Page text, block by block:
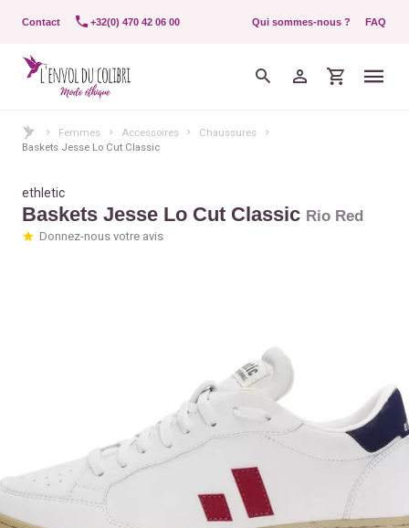
Contact +32(0) 470 42 06 00 Qui sommes-nous ? FAQ
Femmes Accessoires
Chaussures
Baskets Jesse Lo Cut Classic
ethletic
Baskets Jesse Lo Cut Classic Rio Red
Donnez-nous votre avis